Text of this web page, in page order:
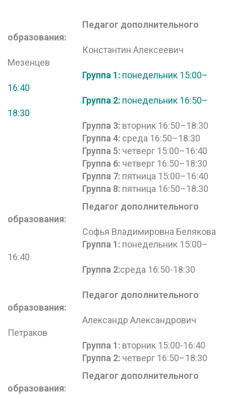
Педагог дополнительного
образования:
Константин Алексеевич
Мезенцев
Группа 1: понедельник 15:00–
16:40
Группа 2: понедельник 16:50–
18:30
Группа 3: вторник 16:50–18:30
Группа 4: среда 16:50–18:30
Группа 5: четверг 15:00–16:40
Группа 6: четверг 16:50–18:30
Группа 7: пятница 15:00–16:40
Группа 8: пятница 16:50–18:30
Педагог дополнительного
образования:
Софья Владимировна Белякова
Группа 1: понедельник 15:00–
16:40
Группа 2:среда 16:50-18:30
Педагог дополнительного
образования:
Александр Александрович
Петраков
Группа 1: вторник 15:00-16:40
Группа 2: четверг 16:50–18:30
Педагог дополнительного
образования: